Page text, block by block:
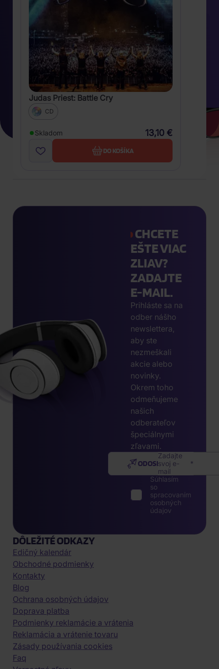
Judas Priest: Battle Cry
CD
Skladom 13,10 €
DO KOŠÍKA
CHCETE
EŠTE VIAC
ZLIAV?
ZADAJTE
E-MAIL.
Prihláste sa na
odber nášho
newslettera,
aby ste
nezmeškali
akcie alebo
novinky.
Okrem toho
odmeňujeme
našich
odberateľov
špeciálnymi
zľavami.
Zadajte
svoj e-
mail
ODOSLAŤ
Súhlasím
so
spracovaním
osobných
údajov
DÔLEŽITÉ ODKAZY
Edičný kalendár
Obchodné podmienky
Kontakty
Blog
Ochrana osobných údajov
Doprava platba
Podmienky reklamácie a vrátenia
Reklamácia a vrátenie tovaru
Zásady používania cookies
Faq